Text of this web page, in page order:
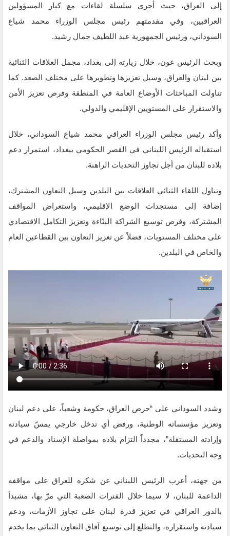
إلى العراق، حيث أجرى سلسلة لقاءات مع كبار المسؤولين
العراقيين، وفي مقدمتهم رئيس مجلس الوزراء محمد شياع
السوداني، ورئيس الجمهورية عبد اللطيف جمال رشيد.
وبحث الرئيس عون، خلال زيارته إلى بغداد، مجمل العلاقات الثنائية
بين لبنان والعراق، وسبل تعزيزها وتطويرها على مختلف الصعد. كما
تناولت المباحثات الأوضاع العامة في المنطقة وفرص تعزيز الأمن
والاستقرار على المستويين الإقليمي والدولي.
وأكد رئيس مجلس الوزراء العراقي محمد شياع السوداني، خلال
استقباله الرئيس اللبناني في القصر الحكومي ببغداد، استمرار دعم
بلاده للبنان من أجل تجاوز التحديات الراهنة.
وتناول اللقاء الثنائي العلاقات بين البلدين وسبل التعاون المشترك،
إضافة إلى مستجدات الوضع الإقليمي، واستعراض المواقف
المشتركة، وفرص توسيع الشراكة البنّاءة وتعزيز التكامل الاقتصادي
على مختلف المستويات، فضلاً عن تعزيز التعاون بين القطاعين العام
والخاص في البلدين.
وشدد السوداني على “حرص العراق، حكومة وشعباً، على دعم لبنان
وتعزيز مؤسساته الوطنية، ورفض أي تدخل خارجي يمسّ سيادته
وإرادته المستقلة”، مجدداً التزام بلاده بمواصلة الإسناد والدعم في
وجه التحديات.
من جهته، أعرب الرئيس اللبناني عن شكره للعراق على مواقفه
الداعمة للبنان، لا سيما خلال الفترات الصعبة التي مرّ بها، مشيداً
بالدور العراقي في تعزيز قدرة لبنان على تجاوز الأزمات، ودعم
سيادته واستقراره، والتطلع إلى توسيع آفاق التعاون الثنائي بما يخدم